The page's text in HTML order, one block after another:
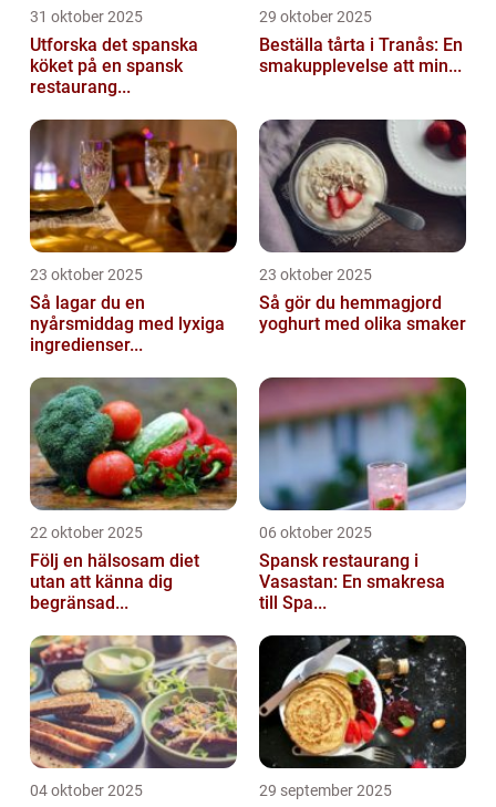
31 oktober 2025
Utforska det spanska
köket på en spansk
restaurang...
29 oktober 2025
Beställa tårta i Tranås: En
smakupplevelse att min...
23 oktober 2025
Så lagar du en
nyårsmiddag med lyxiga
ingredienser...
23 oktober 2025
Så gör du hemmagjord
yoghurt med olika smaker
22 oktober 2025
Följ en hälsosam diet
utan att känna dig
begränsad...
06 oktober 2025
Spansk restaurang i
Vasastan: En smakresa
till Spa...
04 oktober 2025 29 september 2025